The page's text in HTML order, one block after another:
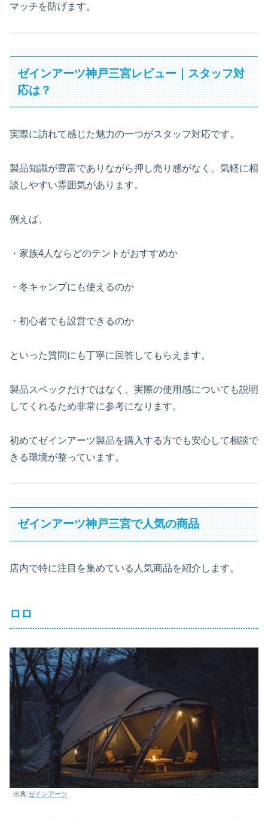
マッチを防げます。
ゼインアーツ神戸三宮レビュー｜スタッフ対
応は？
実際に訪れて感じた魅力の一つがスタッフ対応です。
製品知識が豊富でありながら押し売り感がなく、気軽に相
談しやすい雰囲気があります。
例えば、
・家族4人ならどのテントがおすすめか
・冬キャンプにも使えるのか
・初心者でも設営できるのか
といった質問にも丁寧に回答してもらえます。
製品スペックだけではなく、実際の使用感についても説明
してくれるため非常に参考になります。
初めてゼインアーツ製品を購入する方でも安心して相談で
きる環境が整っています。
ゼインアーツ神戸三宮で人気の商品
店内で特に注目を集めている人気商品を紹介します。
ロロ
出典:ゼインアーツ